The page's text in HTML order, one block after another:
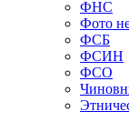
ФНС
Фото
ФСБ
ФСИН
ФСО